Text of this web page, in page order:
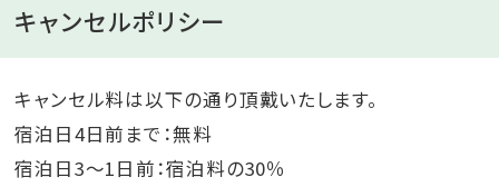
キャンセルポリシー
キャンセル料は以下の通り頂戴いたします。
宿泊日4日前まで：無料
宿泊日3～1日前：宿泊料の30％